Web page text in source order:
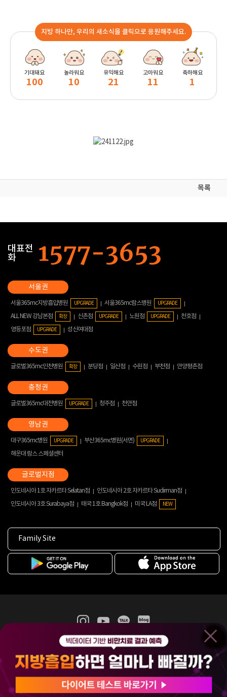
지방 하나만, 우리의 새소식을 클릭으로 응원해주세요.
기대돼요
100
놀라워요
10
유익해요
21
고마워요
11
축하해요
1
목록
대표전
화
서울365mc지방흡입병원 UPGRADE 서울365mc람스병원 UPGRADE
ALL NEW 강남본점 확장 신촌점 UPGRADE 노원점 UPGRADE
천호점
영등포점
UPGRADE 성신여대점
글로벌365mc인천병원 확장 분당점 일산점 수원점 부천점 안양평촌점
글로벌365mc대전병원 UPGRADE 청주점 천안점
대구365mc병원 UPGRADE 부산365mc병원(서면) UPGRADE
해운대 람스 스페셜센터
인도네시아 1호 자카르타 Selatan점
인도네시아 2호 자카르타 Sudirman점
인도네시아 3호 Surabaya점
태국 1호 Bangkok점 미국 LA점 NEW
Family Site
365mc 병·의원 이용약관
홈페이지 이용약관
비급여진료수가
(주)365mcㅣ서울특별시 서초구 서초대로52길 7, 3~4층(서초동, 제일빌딩)
120-87-04354ㅣ김남철
COPYRIGHT(C) 2025 365mc. ALL RIGHTS RESERVED.